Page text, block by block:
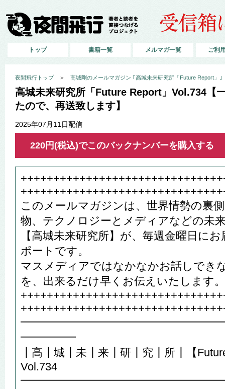
トップ 書籍一覧 メルマガ一覧 ご利
夜間飛行トップ＞ 高城剛のメールマガジン ｢高城未来研究所「Future Report」｣
高城未来研究所「Future Report」Vol.734【
たので、再送致します】
2025年07月11日配信
220円(税込)でこのバックナンバーを購入する
このメールマガジンは、世界情勢の裏
物、テクノロジーとメディアなどの未
【高城未来研究所】が、毎週金曜日に
ポートです。
マスメディアではなかなかお話しでき
を、出来るだけ早くお伝えいたします。
━━━━━
┃高┃城┃未┃来┃研┃究┃所┃【Future
Vol.734